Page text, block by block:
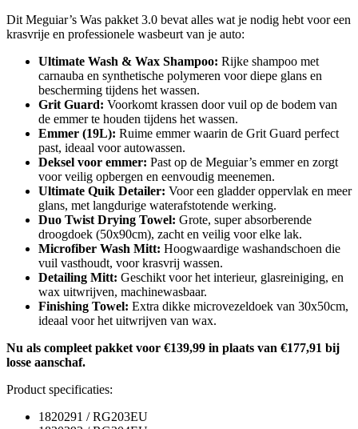
Dit Meguiar’s Was pakket 3.0 bevat alles wat je nodig hebt voor een
krasvrije en professionele wasbeurt van je auto:
Ultimate Wash & Wax Shampoo: Rijke shampoo met
carnauba en synthetische polymeren voor diepe glans en
bescherming tijdens het wassen.
Grit Guard: Voorkomt krassen door vuil op de bodem van
de emmer te houden tijdens het wassen.
Emmer (19L): Ruime emmer waarin de Grit Guard perfect
past, ideaal voor autowassen.
Deksel voor emmer: Past op de Meguiar’s emmer en zorgt
voor veilig opbergen en eenvoudig meenemen.
Ultimate Quik Detailer: Voor een gladder oppervlak en meer
glans, met langdurige waterafstotende werking.
Duo Twist Drying Towel: Grote, super absorberende
droogdoek (50x90cm), zacht en veilig voor elke lak.
Microfiber Wash Mitt: Hoogwaardige washandschoen die
vuil vasthoudt, voor krasvrij wassen.
Detailing Mitt: Geschikt voor het interieur, glasreiniging, en
wax uitwrijven, machinewasbaar.
Finishing Towel: Extra dikke microvezeldoek van 30x50cm,
ideaal voor het uitwrijven van wax.
Nu als compleet pakket voor €139,99 in plaats van €177,91 bij
losse aanschaf.
Product specificaties:
1820291 / RG203EU